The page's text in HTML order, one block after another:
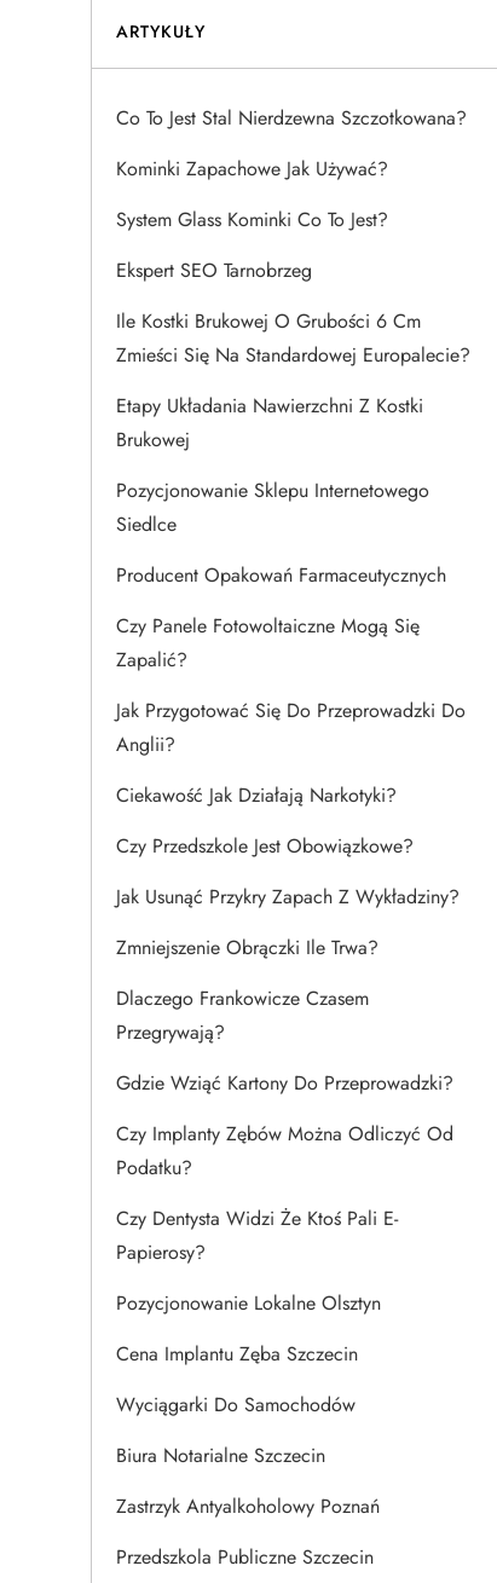
ARTYKUŁY
Co To Jest Stal Nierdzewna Szczotkowana?
Kominki Zapachowe Jak Używać?
System Glass Kominki Co To Jest?
Ekspert SEO Tarnobrzeg
Ile Kostki Brukowej O Grubości 6 Cm
Zmieści Się Na Standardowej Europalecie?
Etapy Układania Nawierzchni Z Kostki
Brukowej
Pozycjonowanie Sklepu Internetowego
Siedlce
Producent Opakowań Farmaceutycznych
Czy Panele Fotowoltaiczne Mogą Się
Zapalić?
Jak Przygotować Się Do Przeprowadzki Do
Anglii?
Ciekawość Jak Działają Narkotyki?
Czy Przedszkole Jest Obowiązkowe?
Jak Usunąć Przykry Zapach Z Wykładziny?
Zmniejszenie Obrączki Ile Trwa?
Dlaczego Frankowicze Czasem
Przegrywają?
Gdzie Wziąć Kartony Do Przeprowadzki?
Czy Implanty Zębów Można Odliczyć Od
Podatku?
Czy Dentysta Widzi Że Ktoś Pali E-
Papierosy?
Pozycjonowanie Lokalne Olsztyn
Cena Implantu Zęba Szczecin
Wyciągarki Do Samochodów
Biura Notarialne Szczecin
Zastrzyk Antyalkoholowy Poznań
Przedszkola Publiczne Szczecin